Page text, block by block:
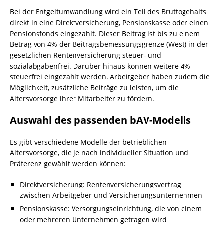
Bei der Entgeltumwandlung wird ein Teil des Bruttogehalts
direkt in eine Direktversicherung, Pensionskasse oder einen
Pensionsfonds eingezahlt. Dieser Beitrag ist bis zu einem
Betrag von 4% der Beitragsbemessungsgrenze (West) in der
gesetzlichen Rentenversicherung steuer- und
sozialabgabenfrei. Darüber hinaus können weitere 4%
steuerfrei eingezahlt werden. Arbeitgeber haben zudem die
Möglichkeit, zusätzliche Beiträge zu leisten, um die
Altersvorsorge ihrer Mitarbeiter zu fördern.
Auswahl des passenden bAV-Modells
Es gibt verschiedene Modelle der betrieblichen
Altersvorsorge, die je nach individueller Situation und
Präferenz gewählt werden können:
Direktversicherung: Rentenversicherungsvertrag
zwischen Arbeitgeber und Versicherungsunternehmen
Pensionskasse: Versorgungseinrichtung, die von einem
oder mehreren Unternehmen getragen wird